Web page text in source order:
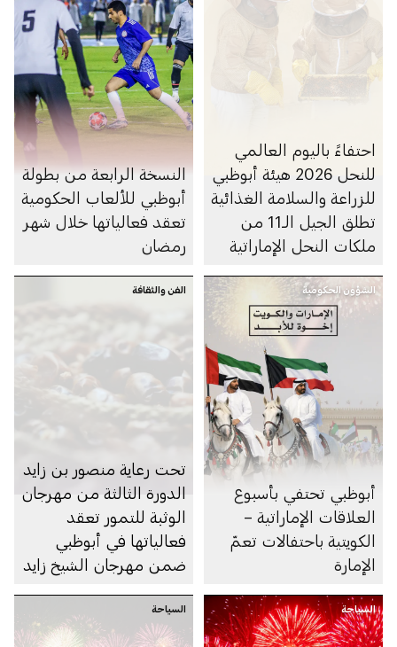
احتفاءً باليوم العالمي
للنحل 2026 هيئة أبوظبي
للزراعة والسلامة الغذائية
تطلق الجيل الـ11 من
ملكات النحل الإماراتية
النسخة الرابعة من بطولة
أبوظبي للألعاب الحكومية
تعقد فعالياتها خلال شهر
رمضان
الشؤون الحكومية
أبوظبي تحتفي بأسبوع
العلاقات الإماراتية –
الكويتية باحتفالات تعمّ
الإمارة
الفن والثقافة
تحت رعاية منصور بن زايد
الدورة الثالثة من مهرجان
الوثبة للتمور تعقد
فعالياتها في أبوظبي
ضمن مهرجان الشيخ زايد
السياحة السياحة